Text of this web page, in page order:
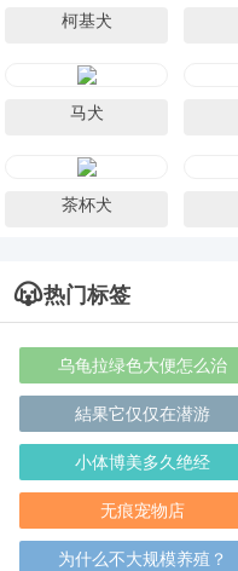
柯基犬
马犬
茶杯犬
热门标签
乌龟拉绿色大便怎么治
結果它仅仅在潜游
小体博美多久绝经
无痕宠物店
为什么不大规模养殖？